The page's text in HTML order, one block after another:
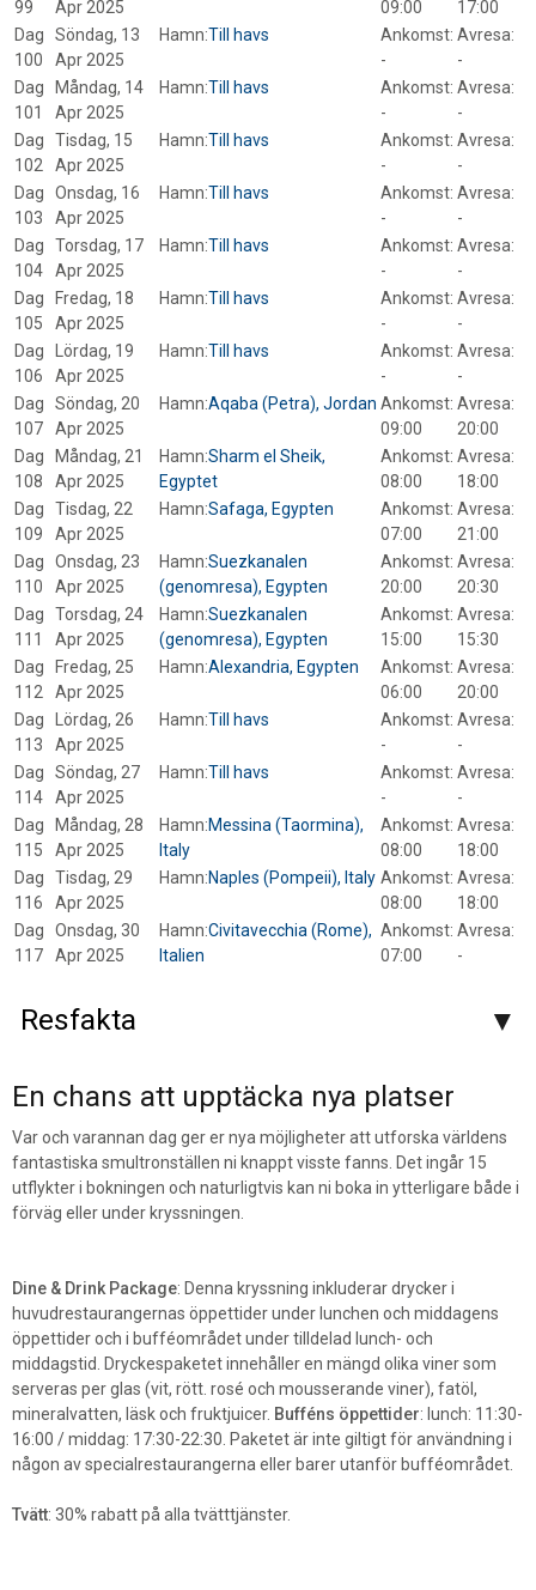
99 Apr 2025 09:00
17:00
Dag
100
Söndag, 13
Apr 2025
Hamn:Till havs
Ankomst:
-
Avresa:
-
Dag
101
Måndag, 14
Apr 2025
Hamn:Till havs
Ankomst:
-
Avresa:
-
Dag
102
Tisdag, 15
Apr 2025
Hamn:Till havs
Ankomst:
-
Avresa:
-
Dag
103
Onsdag, 16
Apr 2025
Hamn:Till havs
Ankomst:
-
Avresa:
-
Dag
104
Torsdag, 17
Apr 2025
Hamn:Till havs
Ankomst:
-
Avresa:
-
Dag
105
Fredag, 18
Apr 2025
Hamn:Till havs
Ankomst:
-
Avresa:
-
Dag
106
Lördag, 19
Apr 2025
Hamn:Till havs
Ankomst:
-
Avresa:
-
Dag
107
Söndag, 20
Apr 2025
Hamn:Aqaba (Petra), Jordan Ankomst:
09:00
Avresa:
20:00
Dag
108
Måndag, 21
Apr 2025
Hamn:Sharm el Sheik,
Egyptet
Ankomst:
08:00
Avresa:
18:00
Dag
109
Tisdag, 22
Apr 2025
Hamn:Safaga, Egypten
Ankomst:
07:00
Avresa:
21:00
Dag
110
Onsdag, 23
Apr 2025
Hamn:Suezkanalen
(genomresa), Egypten
Ankomst:
20:00
Avresa:
20:30
Dag
111
Torsdag, 24
Apr 2025
Hamn:Suezkanalen
(genomresa), Egypten
Ankomst:
15:00
Avresa:
15:30
Dag
112
Fredag, 25
Apr 2025
Hamn:Alexandria, Egypten
Ankomst:
06:00
Avresa:
20:00
Dag
113
Lördag, 26
Apr 2025
Hamn:Till havs
Ankomst:
-
Avresa:
-
Dag
114
Söndag, 27
Apr 2025
Hamn:Till havs
Ankomst:
-
Avresa:
-
Dag
115
Måndag, 28
Apr 2025
Hamn:Messina (Taormina),
Italy
Ankomst:
08:00
Avresa:
18:00
Dag
116
Tisdag, 29
Apr 2025
Hamn:Naples (Pompeii), Italy Ankomst:
08:00
Avresa:
18:00
Dag
117
Onsdag, 30
Apr 2025
Hamn:Civitavecchia (Rome),
Italien
Ankomst:
07:00
Avresa:
-
Resfakta
En chans att upptäcka nya platser
Var och varannan dag ger er nya möjligheter att utforska världens
fantastiska smultronställen ni knappt visste fanns. Det ingår 15
utflykter i bokningen och naturligtvis kan ni boka in ytterligare både i
förväg eller under kryssningen.
Dine & Drink Package: Denna kryssning inkluderar drycker i
huvudrestaurangernas öppettider under lunchen och middagens
öppettider och i bufféområdet under tilldelad lunch- och
middagstid. Dryckespaketet innehåller en mängd olika viner som
serveras per glas (vit, rött. rosé och mousserande viner), fatöl,
mineralvatten, läsk och fruktjuicer. Bufféns öppettider: lunch: 11:30-
16:00 / middag: 17:30-22:30. Paketet är inte giltigt för användning i
någon av specialrestaurangerna eller barer utanför bufféområdet.
Tvätt: 30% rabatt på alla tvätttjänster.